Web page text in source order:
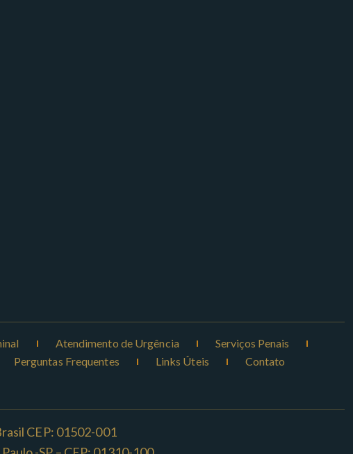
Atendimento de Urgência
Serviços Penais
Perguntas Frequentes Links Úteis Contato
CEP: 01502-001